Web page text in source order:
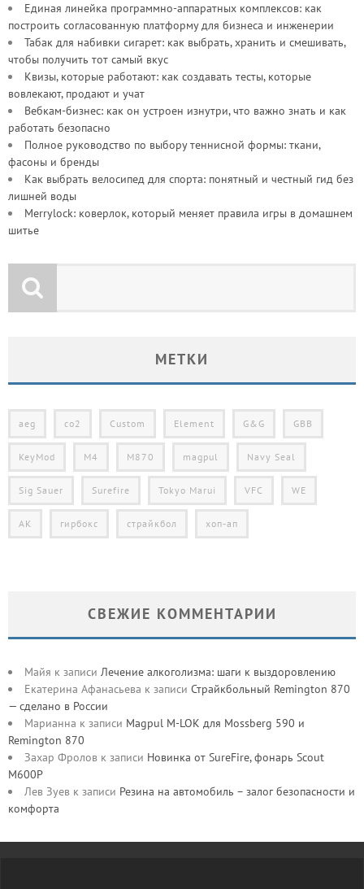
Единая линейка программно-аппаратных комплексов: как
построить согласованную платформу для бизнеса и инженерии
Табак для набивки сигарет: как выбрать, хранить и смешивать,
чтобы получить тот самый вкус
Квизы, которые работают: как создавать тесты, которые
вовлекают, продают и учат
Вебкам-бизнес: как он устроен изнутри, что важно знать и как
работать безопасно
Полное руководство по выбору теннисной формы: ткани,
фасоны и бренды
Как выбрать велосипед для спорта: понятный и честный гид без
лишней воды
Merrylock: коверлок, который меняет правила игры в домашнем
шитье
МЕТКИ
aeg co2 Custom Element G&G GBB
KeyMod M4 M870 magpul Navy Seal
Sig Sauer Surefire Tokyo Marui VFC WE
АК гирбокс страйкбол хоп-ап
СВЕЖИЕ КОММЕНТАРИИ
Майя к записи Лечение алкоголизма: шаги к выздоровлению
Екатерина Афанасьева к записи Страйкбольный Remington 870
— сделано в России
Марианна к записи Magpul M-LOK для Mossberg 590 и
Remington 870
Захар Фролов к записи Новинка от SureFire, фонарь Scout
M600P
Лев Зуев к записи Резина на автомобиль – залог безопасности и
комфорта